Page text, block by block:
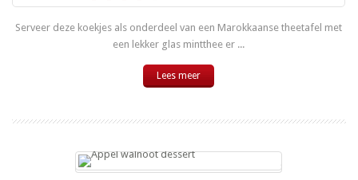
Serveer deze koekjes als onderdeel van een Marokkaanse theetafel met
een lekker glas mintthee er ...
Lees meer